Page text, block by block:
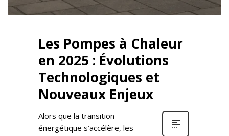
Les Pompes à Chaleur
en 2025 : Évolutions
Technologiques et
Nouveaux Enjeux
Alors que la transition
énergétique s’accélère, les